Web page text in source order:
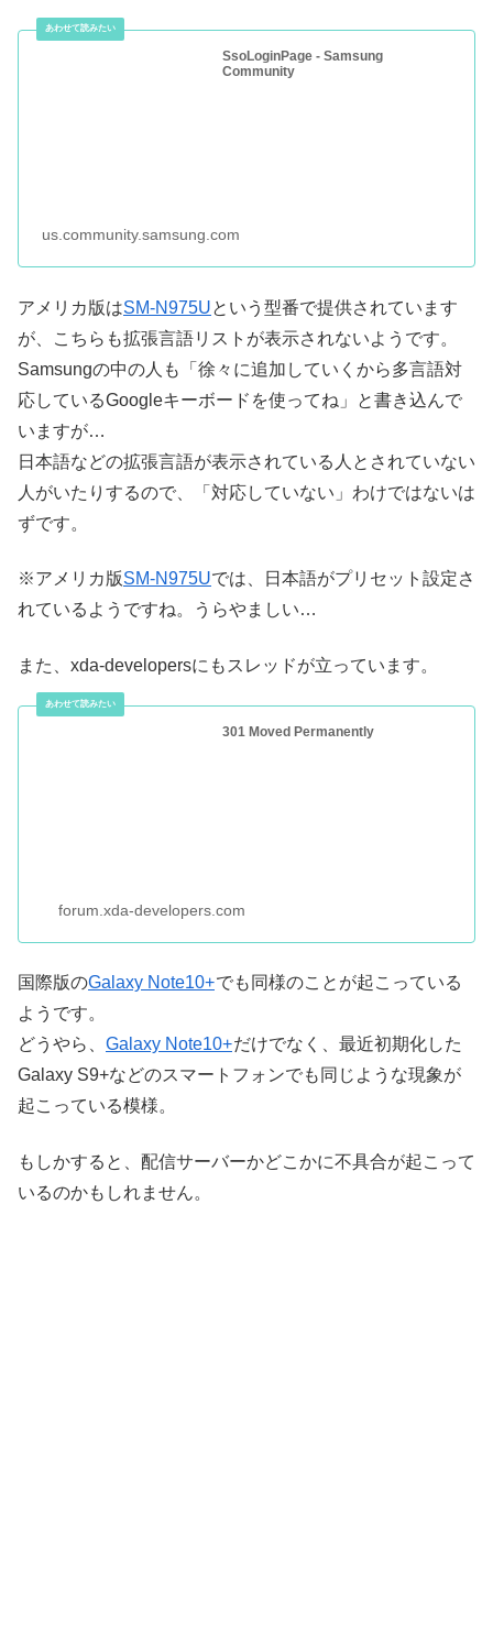
SsoLoginPage - Samsung
Community
us.community.samsung.com
アメリカ版はSM-N975Uという型番で提供されています
が、こちらも拡張言語リストが表示されないようです。
Samsungの中の人も「徐々に追加していくから多言語対
応しているGoogleキーボードを使ってね」と書き込んで
いますが…
日本語などの拡張言語が表示されている人とされていない
人がいたりするので、「対応していない」わけではないは
ずです。
※アメリカ版SM-N975Uでは、日本語がプリセット設定さ
れているようですね。うらやましい…
また、xda-developersにもスレッドが立っています。
301 Moved Permanently
forum.xda-developers.com
国際版のGalaxy Note10+でも同様のことが起こっている
ようです。
どうやら、 Galaxy Note10+だけでなく、最近初期化した
Galaxy S9+などのスマートフォンでも同じような現象が
起こっている模様。
もしかすると、配信サーバーかどこかに不具合が起こって
いるのかもしれません。